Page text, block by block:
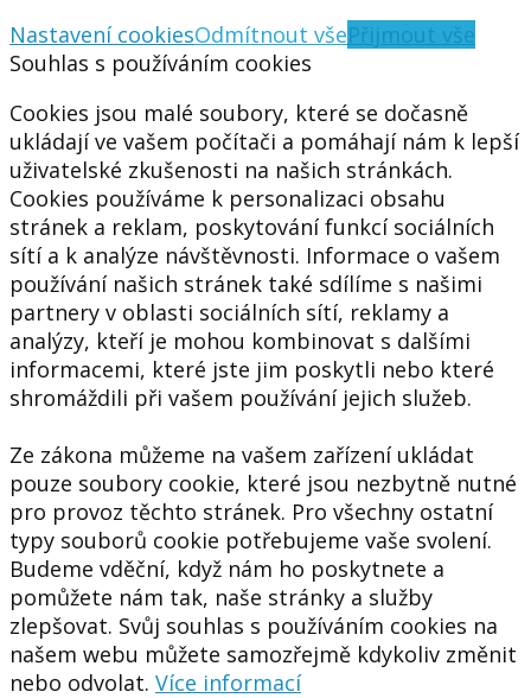
Nastavení cookiesOdmítnout všePřijmout vše
Souhlas s používáním cookies
Cookies jsou malé soubory, které se dočasně
ukládají ve vašem počítači a pomáhají nám k lepší
uživatelské zkušenosti na našich stránkách.
Cookies používáme k personalizaci obsahu
stránek a reklam, poskytování funkcí sociálních
sítí a k analýze návštěvnosti. Informace o vašem
používání našich stránek také sdílíme s našimi
partnery v oblasti sociálních sítí, reklamy a
analýzy, kteří je mohou kombinovat s dalšími
informacemi, které jste jim poskytli nebo které
shromáždili při vašem používání jejich služeb.
Ze zákona můžeme na vašem zařízení ukládat
pouze soubory cookie, které jsou nezbytně nutné
pro provoz těchto stránek. Pro všechny ostatní
typy souborů cookie potřebujeme vaše svolení.
Budeme vděční, když nám ho poskytnete a
pomůžete nám tak, naše stránky a služby
zlepšovat. Svůj souhlas s používáním cookies na
našem webu můžete samozřejmě kdykoliv změnit
nebo odvolat. Více informací